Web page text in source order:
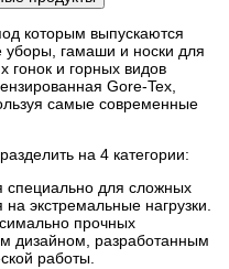
которым выпускаются
уборы, гамаши и носки для
гонок и горных видов
Gore-Tex,
самые современные
на 4 категории:
специально для сложных
экстремальные нагрузки.
прочных
дизайном, разработанным
работы.